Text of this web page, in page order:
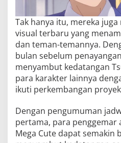
Tak hanya itu, mereka
visual terbaru yang
dan teman-temannya.
bulan sebelum
menyambut kedatangan
para karakter lainnya
ikuti perkembangan
Dengan pengumuman
pertama, para penggemar
Mega Cute dapat semakin